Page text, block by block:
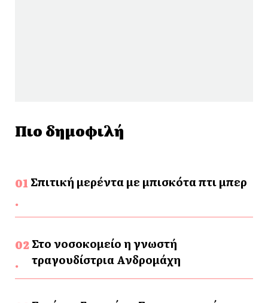
Πιο δημοφιλή
Σπιτική μερέντα με μπισκότα πτι μπερ
Στο νοσοκομείο η γνωστή
τραγουδίστρια Ανδρομάχη